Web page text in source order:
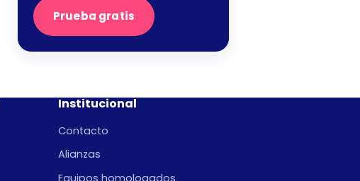
Prueba gratis
Institucional
Contacto
Alianzas
Equipos homologados